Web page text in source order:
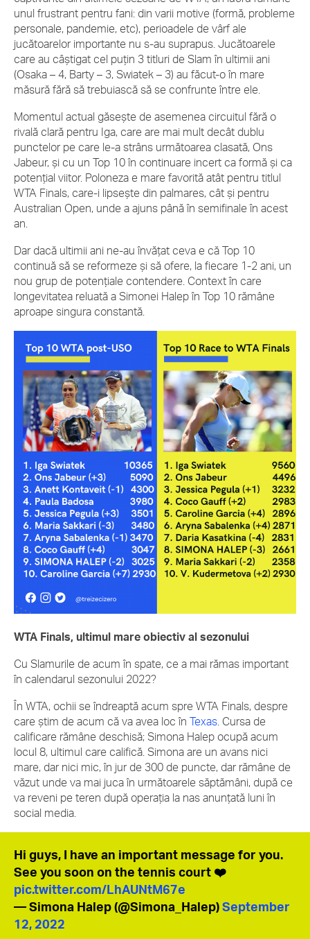
unul frustrant pentru fani: din varii motive (formă, probleme
personale, pandemie, etc), perioadele de vârf ale
jucătoarelor importante nu s-au suprapus. Jucătoarele
care au câștigat cel puțin 3 titluri de Slam în ultimii ani
(Osaka – 4, Barty – 3, Swiatek – 3) au făcut-o în mare
măsură fără să trebuiască să se confrunte între ele.
Momentul actual găsește de asemenea circuitul fără o
rivală clară pentru Iga, care are mai mult decât dublu
punctelor pe care le-a strâns următoarea clasată, Ons
Jabeur, și cu un Top 10 în continuare incert ca formă și ca
potențial viitor. Poloneza e mare favorită atât pentru titlul
WTA Finals, care-i lipsește din palmares, cât și pentru
Australian Open, unde a ajuns până în semifinale în acest
an.
Dar dacă ultimii ani ne-au învățat ceva e că Top 10
continuă să se reformeze și să ofere, la fiecare 1-2 ani, un
nou grup de potențiale contendere. Context în care
longevitatea reluată a Simonei Halep în Top 10 rămâne
aproape singura constantă.
WTA Finals, ultimul mare obiectiv al sezonului
Cu Slamurile de acum în spate, ce a mai rămas important
în calendarul sezonului 2022?
În WTA, ochii se îndreaptă acum spre WTA Finals, despre
care știm de acum că va avea loc în Texas. Cursa de
calificare rămâne deschisă; Simona Halep ocupă acum
locul 8, ultimul care califică. Simona are un avans nici
mare, dar nici mic, în jur de 300 de puncte, dar rămâne de
văzut unde va mai juca în următoarele săptămâni, după ce
va reveni pe teren după operația la nas anunțată luni în
social media.
Hi guys, I have an important message for you.
See you soon on the tennis court ❤️
pic.twitter.com/LhAUNtM67e
— Simona Halep (@Simona_Halep)September
12, 2022